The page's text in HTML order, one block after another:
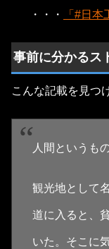
・・・ 「#日
事前に分かるス
こんな記載を見つ
人間というも
観光地として
道に入ると、
いた。そこに